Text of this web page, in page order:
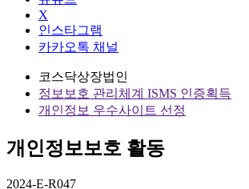
X
인스타그램
카카오톡 채널
코스닥상장법인
정보보호 관리체계 ISMS 인증획득
개인정보 우수사이트 선정
개인정보보호 활동
2024-E-R047